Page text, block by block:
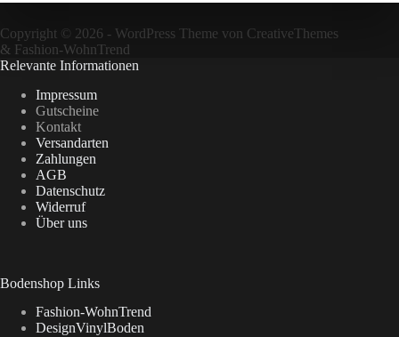
Copyright © 2026 - WordPress Theme von CreativeThemes
& Fashion-WohnTrend
Relevante Informationen
Impressum
Gutscheine
Kontakt
Versandarten
Zahlungen
AGB
Datenschutz
Widerruf
Über uns
Bodenshop Links
Fashion-WohnTrend
DesignVinylBoden